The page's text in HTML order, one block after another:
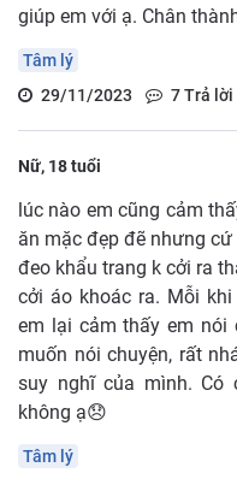
giúp em với ạ. Chân
Tâm lý
29/11/2023
7Trả lời
Nữ, 18 tuổi
lúc nào em cũng cảm
ăn mặc đẹp đẽ nhưng
đeo khẩu trang k cởi ra
cởi áo khoác ra. Mỗi
em lại cảm thấy em nói
muốn nói chuyện, rất
suy nghĩ của mình.
không ạ😞
Tâm lý